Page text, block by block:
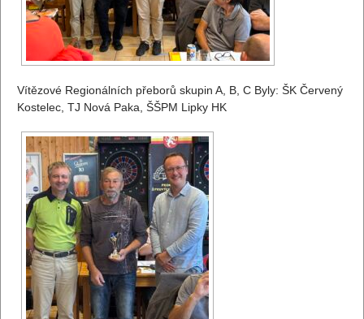
Vítězové Regionálních přeborů skupin A, B, C Byly: ŠK Červený
Kostelec, TJ Nová Paka, ŠŠPM Lipky HK